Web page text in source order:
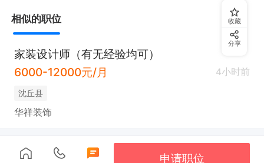
相似的职位
家装设计师（有无经验均可）
6000-12000元/月
4小时前
沈丘县
华祥装饰
收藏
分享
申请职位